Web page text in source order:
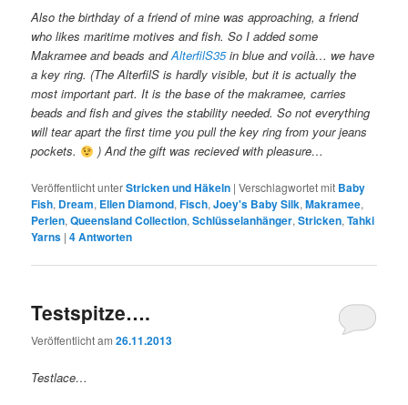
Also the birthday of a friend of mine was approaching, a friend
who likes maritime motives and fish. So I added some
Makramee and beads andAlterfilS35in blue and voilà… we have
a key ring. (The AlterfilS is hardly visible, but it is actually the
most important part. It is the base of the makramee, carries
beads and fish and gives the stability needed. So not everything
will tear apart the first time you pull the key ring from your jeans
pockets.
) And the gift was recieved with pleasure…
Veröffentlicht unterStricken und Häkeln |Verschlagwortet mit Baby
Fish, Dream, Ellen Diamond,Fisch,Joey's Baby Silk,Makramee,
Perlen,Queensland Collection,Schlüsselanhänger,Stricken,Tahki
Yarns |4Antworten
Testspitze….
Veröffentlicht am26.11.2013
Testlace…